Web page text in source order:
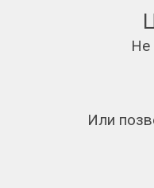
Не
Или